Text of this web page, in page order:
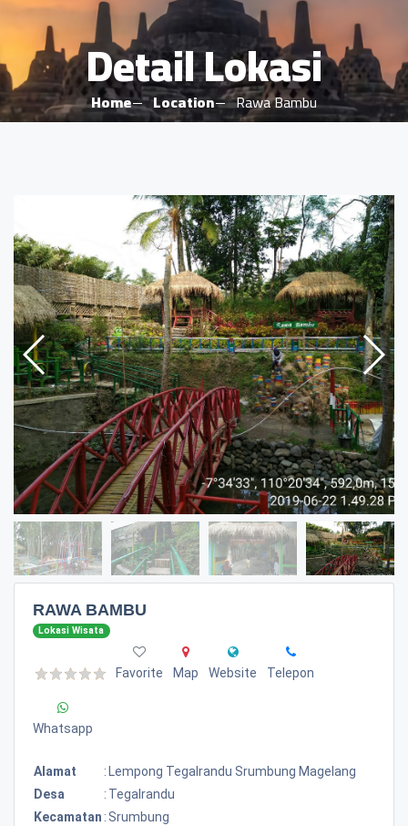
Detail Lokasi
Home Location Rawa Bambu
RAWA BAMBU
Lokasi Wisata
Favorite Map Website Telepon
Whatsapp
Alamat : Lempong Tegalrandu Srumbung Magelang
Desa
: Tegalrandu
Kecamatan : Srumbung